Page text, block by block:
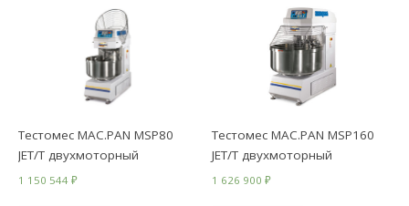
Тестомес MAC.PAN MSP80
JET/T двухмоторный
1 150 544₽
Тестомес MAC.PAN MSP160
JET/T двухмоторный
1 626 900₽